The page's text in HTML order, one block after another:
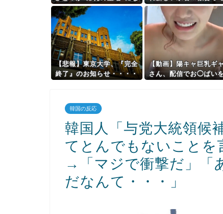
ってる」
かな···？」ﾊﾟｼｬｯ
【悲報】東京大学、『完全
終了』のお知らせ・・・・
【動画】陽キャ巨乳ギ
さん、配信でお◯ぱい
韓国の反応
韓国人「与党大統領候
てとんでもないことを
→「マジで衝撃だ」「
だなんて・・・」